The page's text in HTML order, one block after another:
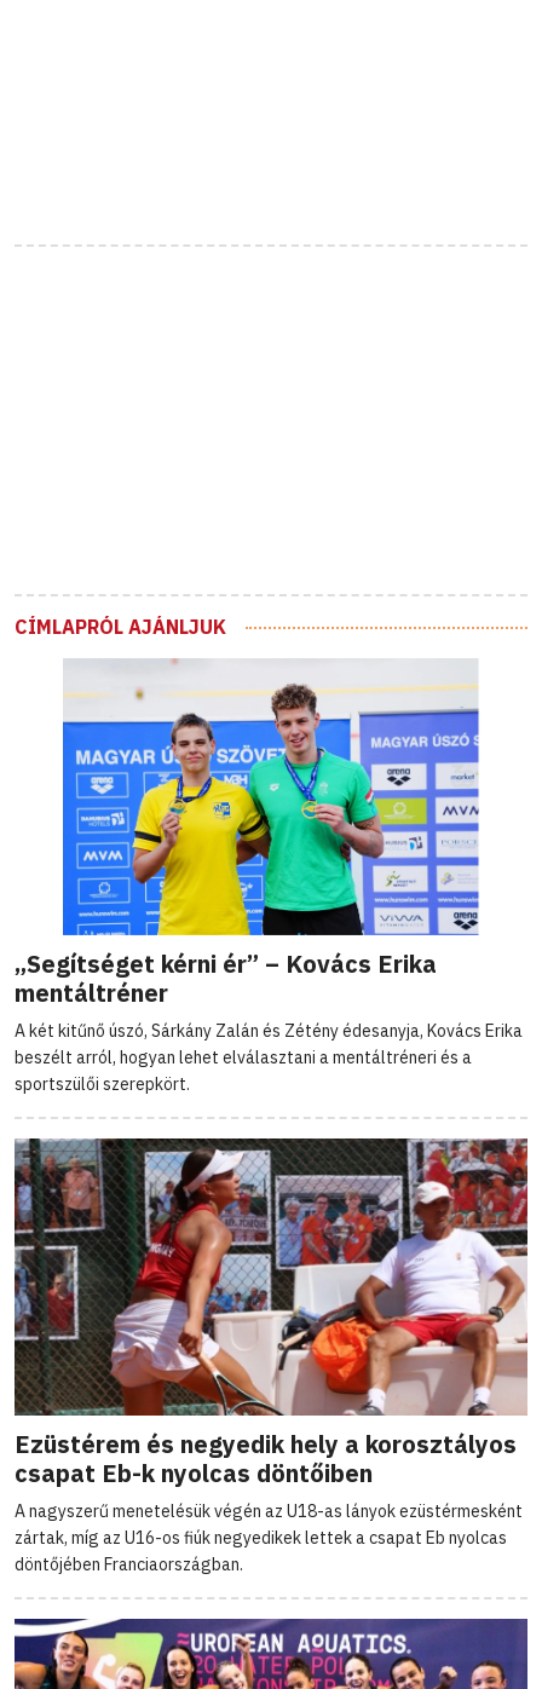
CÍMLAPRÓL AJÁNLJUK
„Segítséget kérni ér” – Kovács Erika
mentáltréner
A két kitűnő úszó, Sárkány Zalán és Zétény édesanyja, Kovács Erika
beszélt arról, hogyan lehet elválasztani a mentáltréneri és a
sportszülői szerepkört.
Ezüstérem és negyedik hely a korosztályos
csapat Eb-k nyolcas döntőiben
A nagyszerű menetelésük végén az U18-as lányok ezüstérmesként
zártak, míg az U16-os fiúk negyedikek lettek a csapat Eb nyolcas
döntőjében Franciaországban.